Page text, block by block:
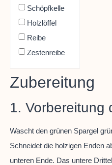
Schöpfkelle
Holzlöffel
Reibe
Zestenreibe
Zubereitung
1. Vorbereitung
Wascht den grünen Spargel
Schneidet die holzigen Enden
unteren Ende. Das untere